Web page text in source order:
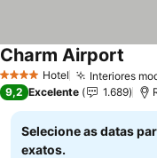
4 EstrelasHotel Interiores
Charm Airport
9,2 Excelente 1.689
Selecione as datas
exatos.